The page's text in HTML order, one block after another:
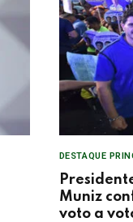
DESTAQUE
Muniz
voto a